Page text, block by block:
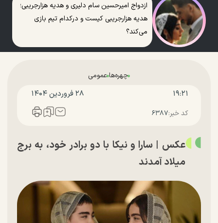
ازدواج امیرحسین سام دلیری و هدیه هزارجریبی؛
هدیه هزارجریبی کیست و درکدام تیم بازی
می‌کند؟
چهره‌هاعمومی
۱۹:۲۱ ۲۸ فروردين ۱۴۰۴
کد خبر:۶۳۸۷
عکس | سارا و نیکا با دو برادر خود، به برج
میلاد آمدند